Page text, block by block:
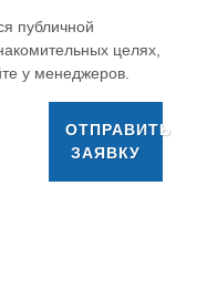
публичной
целях,
у менеджеров.
ОТПРАВИТЬ
ЗАЯВКУ